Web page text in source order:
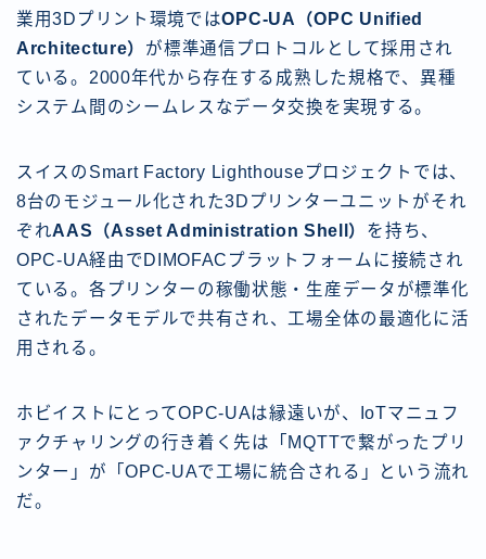
業用3Dプリント環境ではOPC-UA（OPC Unified
Architecture） が標準通信プロトコルとして採用され
ている。2000年代から存在する成熟した規格で、異種
システム間のシームレスなデータ交換を実現する。
スイスのSmart Factory Lighthouseプロジェクトでは、
8台のモジュール化された3Dプリンターユニットがそれ
ぞれAAS（Asset Administration Shell） を持ち、
OPC-UA経由でDIMOFACプラットフォームに接続され
ている。各プリンターの稼働状態・生産データが標準化
されたデータモデルで共有され、工場全体の最適化に活
用される。
ホビイストにとってOPC-UAは縁遠いが、IoTマニュフ
ァクチャリングの行き着く先は「MQTTで繋がったプリ
ンター」が「OPC-UAで工場に統合される」という流れ
だ。